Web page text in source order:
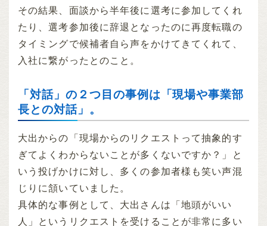
その結果、面談から半年後に選考に参加してくれ
たり、選考参加後に辞退となったのに再度転職の
タイミングで候補者自ら声をかけてきてくれて、
入社に繋がったとのこと。
「対話」の２つ目の事例は「現場や事業部
長との対話」。
大出からの「現場からのリクエストって抽象的す
ぎてよくわからないことが多くないですか？」と
いう投げかけに対し、多くの参加者様も笑い声混
じりに頷いていました。
具体的な事例として、大出さんは「地頭がいい
人」というリクエストを受けることが非常に多い